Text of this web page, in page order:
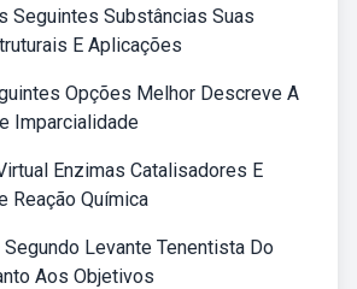
Seguintes Substâncias Suas
E Aplicações
Opções Melhor Descreve A
Imparcialidade
Enzimas Catalisadores E
Reação Química
Levante Tenentista Do
Aos Objetivos